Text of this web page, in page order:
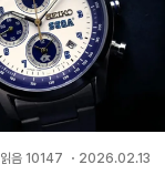
읽음 10147 ・ 2026.02.13